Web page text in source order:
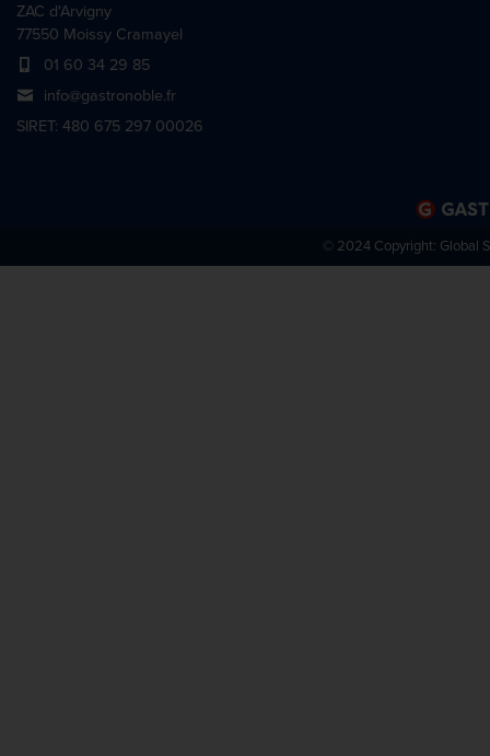
ZAC d'Arvigny
77550 Moissy Cramayel
01 60 34 29 85
info@gastronoble.fr
SIRET: 480 675 297 00026
© 2024 Copyright: Global